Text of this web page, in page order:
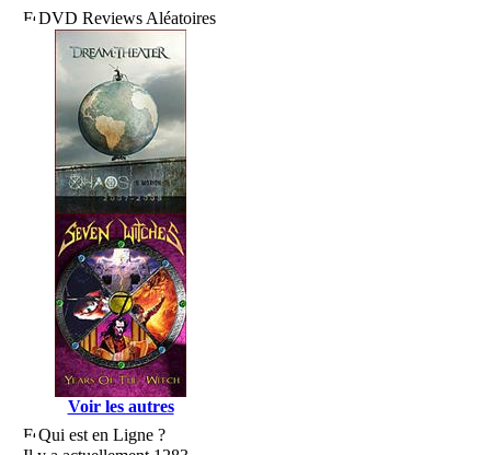
DVD Reviews Aléatoires
Voir les autres
Qui est en Ligne ?